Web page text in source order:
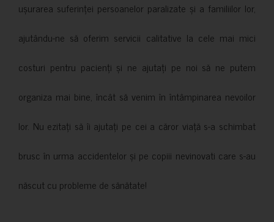
ușurarea suferinței persoanelor paralizate și a familiilor lor,
ajutându-ne să oferim servicii calitative la cele mai mici
costuri pentru pacienți și ne ajutați pe noi să ne putem
organiza mai bine, încât să venim în întâmpinarea nevoilor
lor. Nu ezitați să îi ajutați pe cei a căror viață s-a schimbat
brusc în urma accidentelor și pe copiii nevinovati care s-au
născut cu probleme de sănătate!